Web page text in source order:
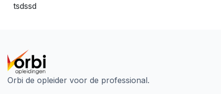
tsdssd
Orbi de opleider voor de professional.